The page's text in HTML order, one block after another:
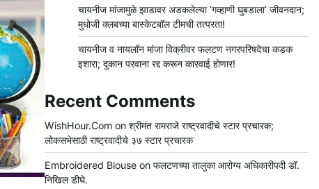
चायनीज मांजामुळे झाडावर अडकलेल्या ‘गव्हाणी घुबडाला’ जीवनदान;
मुधोजी क्लबच्या बास्केटबॉल टीमची तत्परता!
चायनीज व नायलॉन मांजा विक्रीवर फलटण नगरपरिषदेचा कडक
इशारा; दुकान परवाना रद्द करून कारवाई होणार!
Recent Comments
WishHour.Comon श्रीमंत रामराजे राष्ट्रवादीचे स्टार प्रचारक;
लोकसभेसाठी राष्ट्रवादीचे ३७ स्टार प्रचारक
Embroidered Blouseon फलटणच्या तालुका आरोग्य अधिकारीपदी डॉ.
निखिल डीघे.